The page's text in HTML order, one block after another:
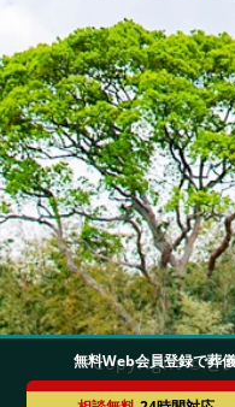
2020年4月
無料Web会員登録で葬
Copyright ©セ